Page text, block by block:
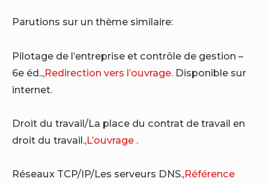
Parutions sur un thème similaire:
Pilotage de l’entreprise et contrôle de gestion –
6e éd..,Redirection vers l’ouvrage. Disponible sur
internet.
Droit du travail/La place du contrat de travail en
droit du travail.,L’ouvrage .
Réseaux TCP/IP/Les serveurs DNS.,Référence